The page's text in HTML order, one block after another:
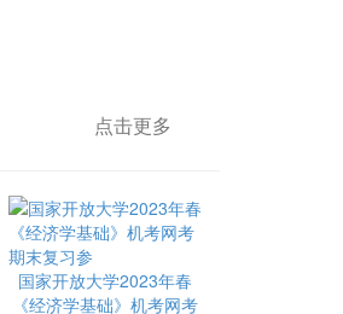
点击更多
国家开放大学2023年春
《经济学基础》机考网考